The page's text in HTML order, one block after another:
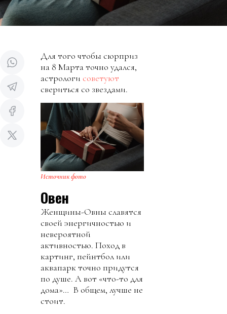
Для того чтобы сюрприз
на 8 Марта точно удался,
астрологи советуют
свериться со звездами.
Источник фото
Овен
Женщины-Овны славятся
своей энергичностью и
невероятной
активностью. Поход в
картинг, пейнтбол или
аквапарк точно придутся
по душе. А вот «что-то для
дома»… В общем, лучше не
стоит.